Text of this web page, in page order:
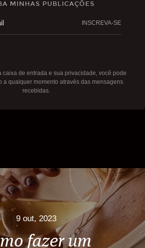
MINHAS PUBLICAÇÕES
INSCREVA-SE
caixa de entrada e sua privacidade, você pode
a qualquer momento através das mensagens
recebidas.
9 out, 2023
fazer um